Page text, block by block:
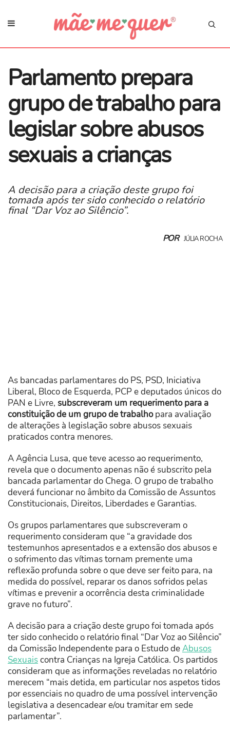
Parlamento prepara
grupo de trabalho para
legislar sobre abusos
sexuais a crianças
A decisão para a criação deste grupo foi
tomada após ter sido conhecido o relatório
final “Dar Voz ao Silêncio”.
POR JÚLIA ROCHA
As bancadas parlamentares do PS, PSD, Iniciativa
Liberal, Bloco de Esquerda, PCP e deputados únicos do
PAN e Livre, subscreveram um requerimento para a
constituição de um grupo de trabalhopara avaliação
de alterações à legislação sobre abusos sexuais
praticados contra menores.
A Agência Lusa, que teve acesso ao requerimento,
revela que o documento apenas não é subscrito pela
bancada parlamentar do Chega. O grupo de trabalho
deverá funcionar no âmbito da Comissão de Assuntos
Constitucionais, Direitos, Liberdades e Garantias.
Os grupos parlamentares que subscreveram o
requerimento consideram que “a gravidade dos
testemunhos apresentados e a extensão dos abusos e
o sofrimento das vítimas tornam premente uma
reflexão profunda sobre o que deve ser feito para, na
medida do possível, reparar os danos sofridos pelas
vítimas e prevenir a ocorrência desta criminalidade
grave no futuro”.
A decisão para a criação deste grupo foi tomada após
ter sido conhecido o relatório final “Dar Voz ao Silêncio”
da Comissão Independente para o Estudo deAbusos
Sexuaiscontra Crianças na Igreja Católica. Os partidos
consideram que as informações reveladas no relatório
merecem “mais detida, em particular nos aspetos tidos
por essenciais no quadro de uma possível intervenção
legislativa a desencadear e/ou tramitar em sede
parlamentar”.